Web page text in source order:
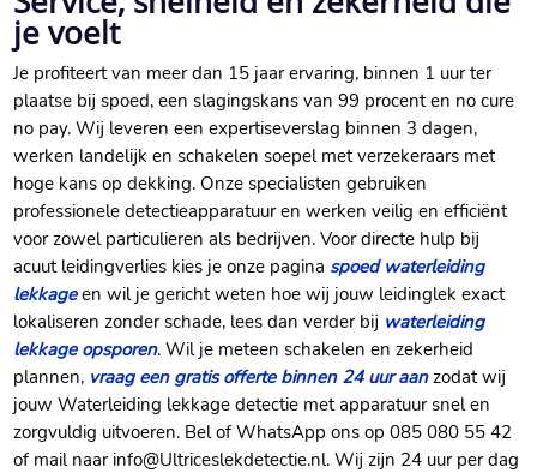
je voelt
Je profiteert van meer dan 15 jaar ervaring, binnen 1 uur ter
plaatse bij spoed, een slagingskans van 99 procent en no cure
no pay. Wij leveren een expertiseverslag binnen 3 dagen,
werken landelijk en schakelen soepel met verzekeraars met
hoge kans op dekking. Onze specialisten gebruiken
professionele detectieapparatuur en werken veilig en efficiënt
voor zowel particulieren als bedrijven. Voor directe hulp bij
acuut leidingverlies kies je onze pagina spoed waterleiding
lekkageen wil je gericht weten hoe wij jouw leidinglek exact
lokaliseren zonder schade, lees dan verder bij waterleiding
lekkage opsporen. Wil je meteen schakelen en zekerheid
plannen, vraag een gratis offerte binnen 24 uur aanzodat wij
jouw Waterleiding lekkage detectie met apparatuur snel en
zorgvuldig uitvoeren. Bel of WhatsApp ons op 085 080 55 42
of mail naar info@Ultriceslekdetectie.nl. Wij zijn 24 uur per dag